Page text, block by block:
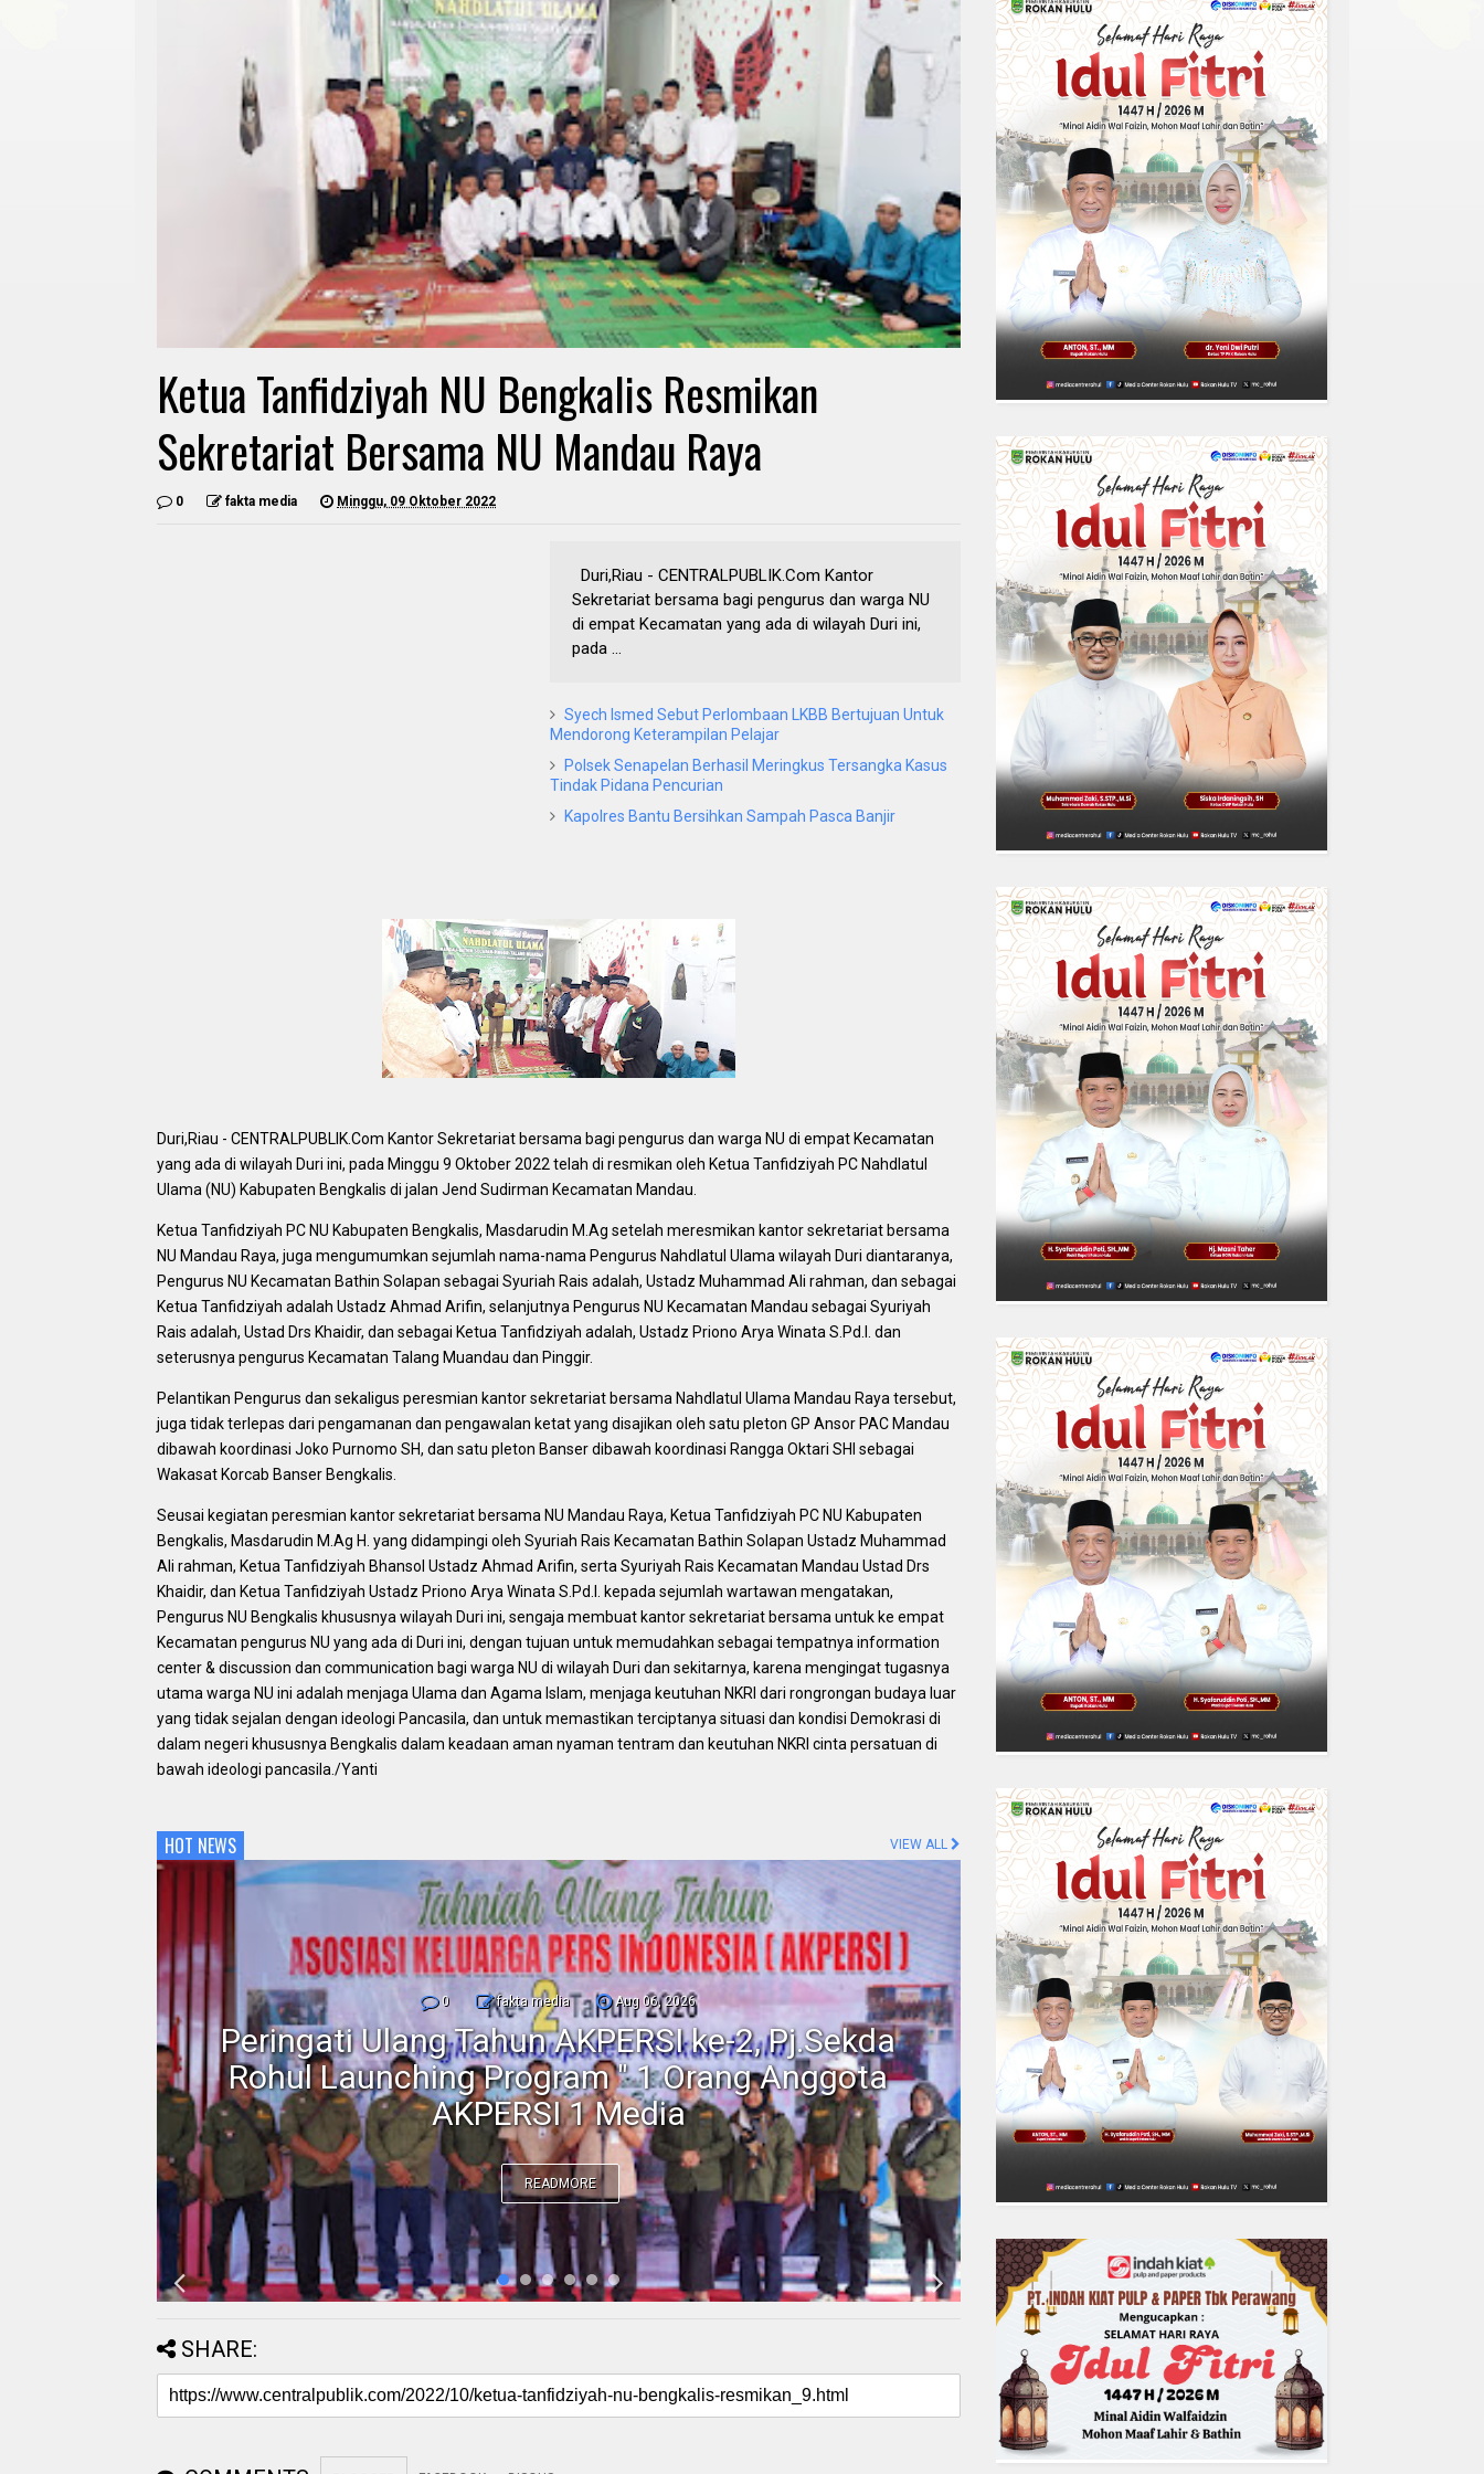
Ketua Tanfidziyah NU Bengkalis Resmikan
Sekretariat Bersama NU Mandau Raya
0 fakta media Minggu, 09 Oktober 2022
Duri,Riau - CENTRALPUBLIK.Com Kantor
Sekretariat bersama bagi pengurus dan warga NU
di empat Kecamatan yang ada di wilayah Duri ini,
pada ...
Syech Ismed Sebut Perlombaan LKBB Bertujuan Untuk
Mendorong Keterampilan Pelajar
Polsek Senapelan Berhasil Meringkus Tersangka Kasus
Tindak Pidana Pencurian
Kapolres Bantu Bersihkan Sampah Pasca Banjir
Duri,Riau - CENTRALPUBLIK.Com Kantor Sekretariat bersama bagi pengurus dan warga NU di empat Kecamatan
yang ada di wilayah Duri ini, pada Minggu 9 Oktober 2022 telah di resmikan oleh Ketua Tanfidziyah PC Nahdlatul
Ulama (NU) Kabupaten Bengkalis di jalan Jend Sudirman Kecamatan Mandau.
Ketua Tanfidziyah PC NU Kabupaten Bengkalis, Masdarudin M.Ag setelah meresmikan kantor sekretariat bersama
NU Mandau Raya, juga mengumumkan sejumlah nama-nama Pengurus Nahdlatul Ulama wilayah Duri diantaranya,
Pengurus NU Kecamatan Bathin Solapan sebagai Syuriah Rais adalah, Ustadz Muhammad Ali rahman, dan sebagai
Ketua Tanfidziyah adalah Ustadz Ahmad Arifin, selanjutnya Pengurus NU Kecamatan Mandau sebagai Syuriyah
Rais adalah, Ustad Drs Khaidir, dan sebagai Ketua Tanfidziyah adalah, Ustadz Priono Arya Winata S.Pd.I. dan
seterusnya pengurus Kecamatan Talang Muandau dan Pinggir.
Pelantikan Pengurus dan sekaligus peresmian kantor sekretariat bersama Nahdlatul Ulama Mandau Raya tersebut,
juga tidak terlepas dari pengamanan dan pengawalan ketat yang disajikan oleh satu pleton GP Ansor PAC Mandau
dibawah koordinasi Joko Purnomo SH, dan satu pleton Banser dibawah koordinasi Rangga Oktari SHI sebagai
Wakasat Korcab Banser Bengkalis.
Seusai kegiatan peresmian kantor sekretariat bersama NU Mandau Raya, Ketua Tanfidziyah PC NU Kabupaten
Bengkalis, Masdarudin M.Ag H. yang didampingi oleh Syuriah Rais Kecamatan Bathin Solapan Ustadz Muhammad
Ali rahman, Ketua Tanfidziyah Bhansol Ustadz Ahmad Arifin, serta Syuriyah Rais Kecamatan Mandau Ustad Drs
Khaidir, dan Ketua Tanfidziyah Ustadz Priono Arya Winata S.Pd.I. kepada sejumlah wartawan mengatakan,
Pengurus NU Bengkalis khususnya wilayah Duri ini, sengaja membuat kantor sekretariat bersama untuk ke empat
Kecamatan pengurus NU yang ada di Duri ini, dengan tujuan untuk memudahkan sebagai tempatnya information
center & discussion dan communication bagi warga NU di wilayah Duri dan sekitarnya, karena mengingat tugasnya
utama warga NU ini adalah menjaga Ulama dan Agama Islam, menjaga keutuhan NKRI dari rongrongan budaya luar
yang tidak sejalan dengan ideologi Pancasila, dan untuk memastikan terciptanya situasi dan kondisi Demokrasi di
dalam negeri khususnya Bengkalis dalam keadaan aman nyaman tentram dan keutuhan NKRI cinta persatuan di
bawah ideologi pancasila./Yanti
HOT NEWS VIEW ALL
0 fakta media Aug 06, 2026
Peringati Ulang Tahun AKPERSI ke-2, Pj.Sekda
Rohul Launching Program " 1 Orang Anggota
AKPERSI 1 Media
READMORE
0
Polres Inhil bersama Pemkab
Riau Perkuat Sinergi Tangani
Liar di
SHARE: